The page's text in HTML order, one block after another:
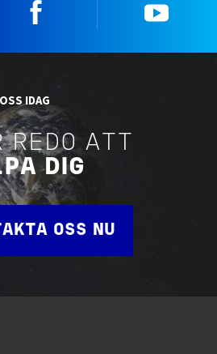
IDAG
REDO ATT
DIG
OSS NU